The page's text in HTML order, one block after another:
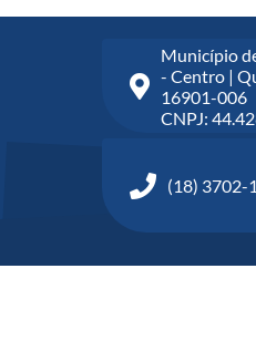
Município
- Centro |
16901-006
CNPJ:
(18) 3702-